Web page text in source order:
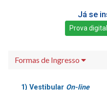
Já se
Prova digital
Formas de Ingresso
1) Vestibular On-line